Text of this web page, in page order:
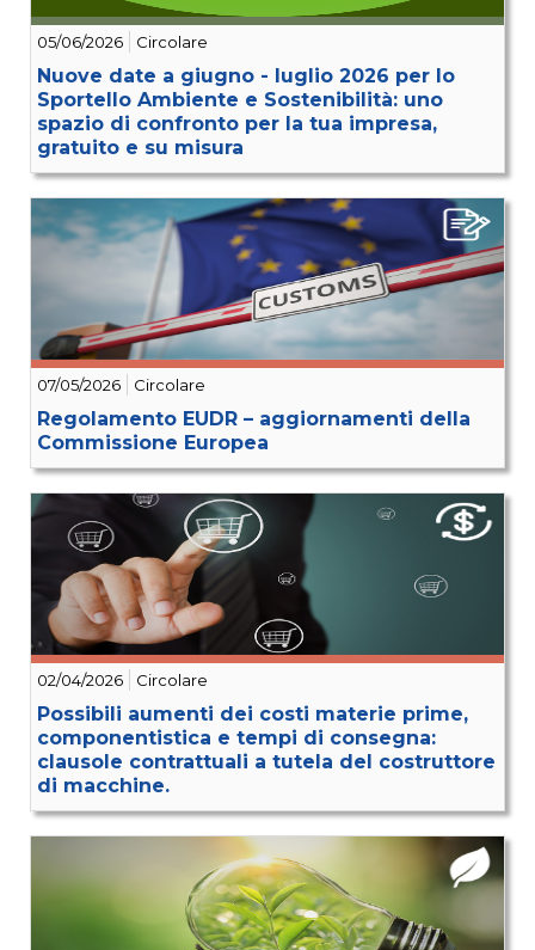
05/06/2026 Circolare
Nuove date a giugno - luglio 2026 per lo
Sportello Ambiente e Sostenibilità: uno
spazio di confronto per la tua impresa,
gratuito e su misura
07/05/2026 Circolare
Regolamento EUDR – aggiornamenti della
Commissione Europea
02/04/2026 Circolare
Possibili aumenti dei costi materie prime,
componentistica e tempi di consegna:
clausole contrattuali a tutela del costruttore
di macchine.